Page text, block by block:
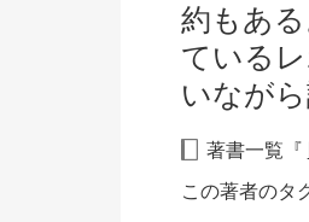
約もあ
ている
いなが
著書一覧『
この著者のタ